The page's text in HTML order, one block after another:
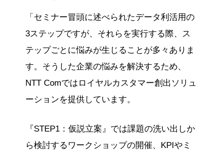
「セミナー冒頭に述べられたデータ利活用の
3ステップですが、それらを実行する際、ス
テップごとに悩みが生じることが多々ありま
す。そうした企業の悩みを解決するため、
NTT Comではロイヤルカスタマー創出ソリュ
ーションを提供しています。
『STEP1：仮説立案』では課題の洗い出しか
ら検討するワークショップの開催、KPIやミ